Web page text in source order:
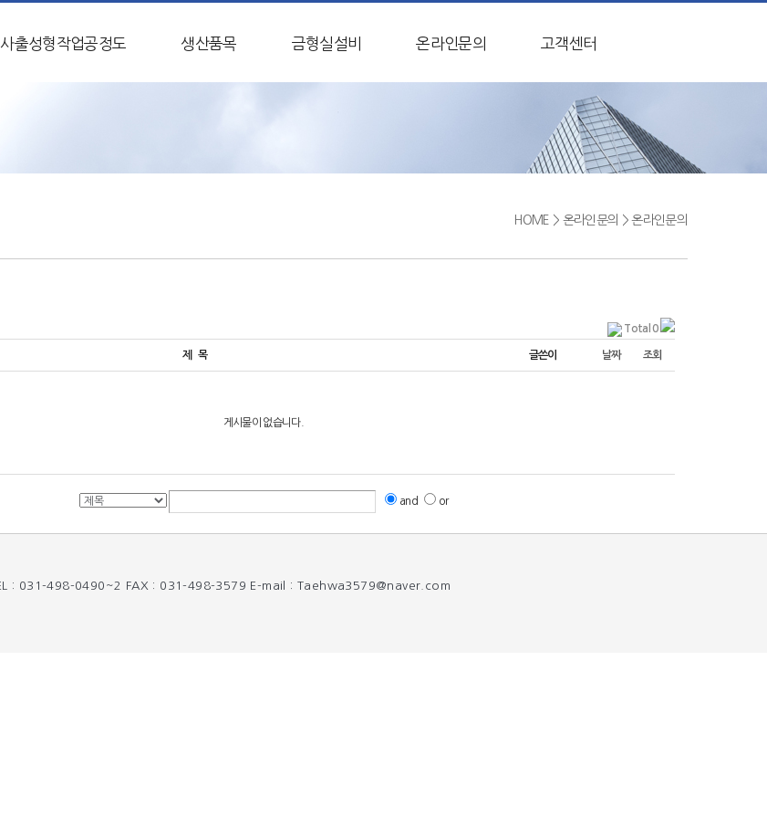
사출성형작업공정도 생산품목 금형실설비 온라인문의 고객센터
HOME > 온라인문의 > 온라인문의
Total 0
제 목 글쓴이 날짜 조회
게시물이 없습니다.
and or
: 031-498-0490~2 FAX : 031-498-3579 E-mail : Taehwa3579@naver.com